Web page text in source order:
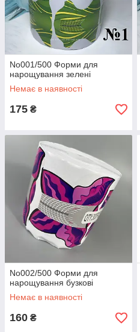
No001/500 Форми для
нарощування зелені
Немає в наявності
175 ₴
No002/500 Форми для
нарощування бузкові
Немає в наявності
160 ₴